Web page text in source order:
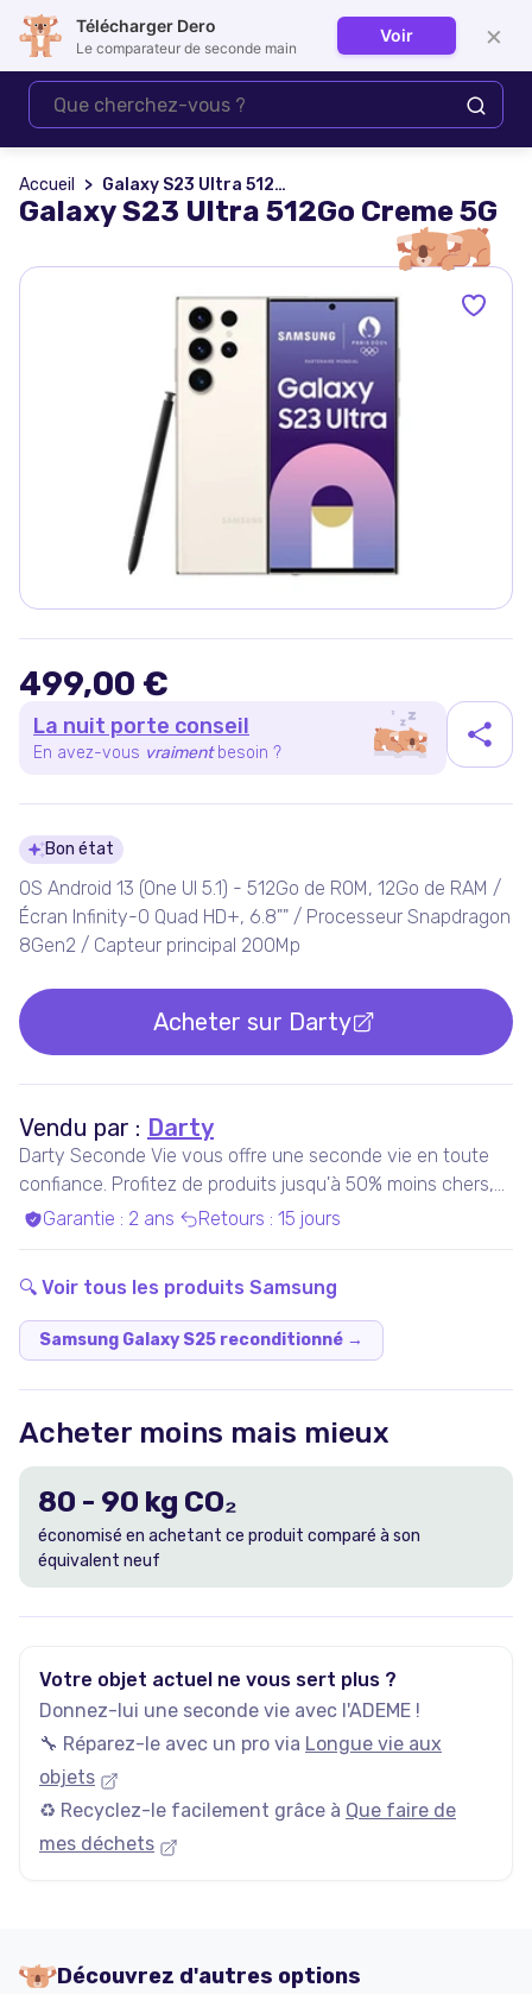
Se connecter
Accueil Galaxy S23 Ultra 512Go Creme 5G
Galaxy S23 Ultra 512Go Creme 5G
499,00 €
La nuit porte conseil
En avez-vous vraiment besoin ?
Détails du produit
Bon état
OS Android 13 (One UI 5.1) - 512Go de ROM, 12Go de RAM /
Écran Infinity-O Quad HD+, 6.8"" / Processeur Snapdragon
8Gen2 / Capteur principal 200Mp
Acheter sur Darty
Vendu par : Darty
Darty Seconde Vie vous offre une seconde vie en toute
confiance. Profitez de produits jusqu'à 50% moins chers,
pris en charge par nos experts qualifiés, dans nos ateliers
Garantie : 2 ans Retours : 15 jours
🔍 Voir tous les produits Samsung
Samsung Galaxy S25 reconditionné →
Acheter moins mais mieux
80 - 90 kg CO₂
économisé en achetant ce produit comparé à son
équivalent neuf
Votre objet actuel ne vous sert plus ?
Donnez-lui une seconde vie avec l'ADEME !
🔧 Réparez-le avec un pro via Longue vie aux
objets
♻️ Recyclez-le facilement grâce à Que faire de
mes déchets
Découvrez d'autres options
Télécharger Dero
Le comparateur de seconde main
Voir ×